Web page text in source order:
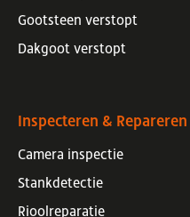
Gootsteen verstopt
Dakgoot verstopt
Inspecteren & Repareren
Camera inspectie
Stankdetectie
Rioolreparatie